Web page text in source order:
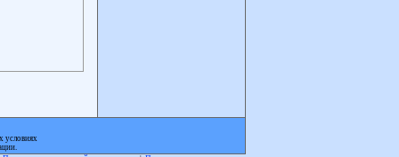
условиях